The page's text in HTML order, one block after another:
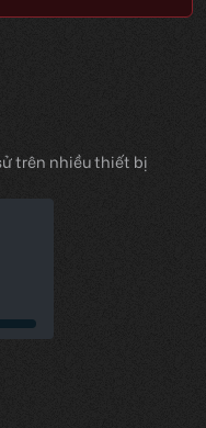
trên nhiều thiết bị